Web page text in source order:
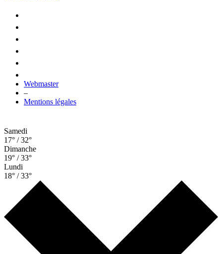
Webmaster
–
Mentions légales
Samedi
17° / 32°
Dimanche
19° / 33°
Lundi
18° / 33°